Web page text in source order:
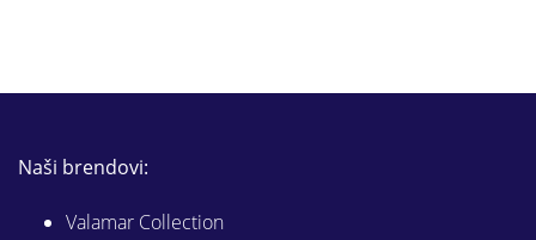
Naši brendovi:
Valamar Collection